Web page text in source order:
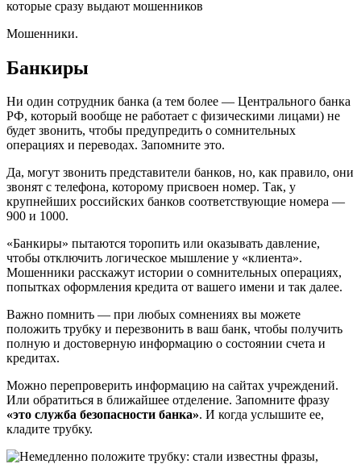
Мошенники.
Банкиры
Ни один сотрудник банка (а тем более — Центрального банка
РФ, который вообще не работает с физическими лицами) не
будет звонить, чтобы предупредить о сомнительных
операциях и переводах. Запомните это.
Да, могут звонить представители банков, но, как правило, они
звонят с телефона, которому присвоен номер. Так, у
крупнейших российских банков соответствующие номера —
900 и 1000.
«Банкиры» пытаются торопить или оказывать давление,
чтобы отключить логическое мышление у «клиента».
Мошенники расскажут истории о сомнительных операциях,
попытках оформления кредита от вашего имени и так далее.
Важно помнить — при любых сомнениях вы можете
положить трубку и перезвонить в ваш банк, чтобы получить
полную и достоверную информацию о состоянии счета и
кредитах.
Можно перепроверить информацию на сайтах учреждений.
Или обратиться в ближайшее отделение. Запомните фразу
«это служба безопасности банка». И когда услышите ее,
кладите трубку.